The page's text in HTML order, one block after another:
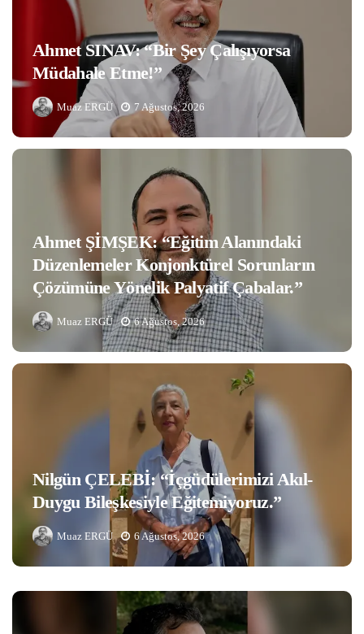
Ahmet SINAV: “Bir Şey Çalışıyorsa
Müdahale Etme!”
Muaz ERGÜ 7 Ağustos, 2026
Ahmet ŞİMŞEK: “Eğitim Alanındaki
Düzenlemeler Konjonktürel Sorunların
Çözümüne Yönelik Palyatif Çabalar.”
Muaz ERGÜ 6 Ağustos, 2026
Nilgün ÇELEBİ: “İçgüdülerimizi Akıl-
Duygu Bileşkesiyle Eğitemiyoruz.”
Muaz ERGÜ 6 Ağustos, 2026